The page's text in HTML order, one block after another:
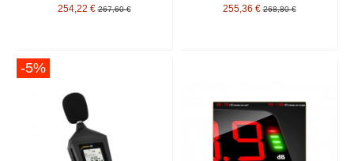
254,22 € 267,60 €
255,36 € 268,80 €
-5%